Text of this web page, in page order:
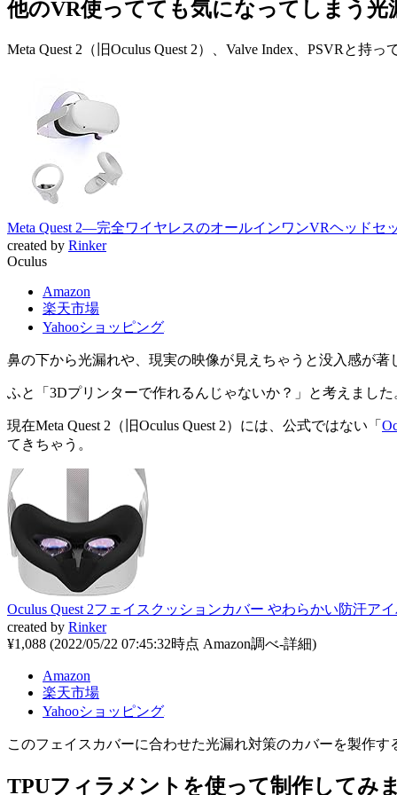
他のVR使ってても気になってしまう光
Meta Quest 2（旧Oculus Quest 2）、Valve Index、PSVRと
Meta Quest 2—完全ワイヤレスのオールインワンVRヘッドセ
created by Rinker
Oculus
Amazon
楽天市場
Yahooショッピング
鼻の下から光漏れや、現実の映像が見えちゃうと没入感が著
ふと「3Dプリンターで作れるんじゃないか？」と考えました
現在Meta Quest 2（旧Oculus Quest 2）には、公式ではない「
てきちゃう。
Oculus Quest 2フェイスクッションカバー やわらかい防汗
created by Rinker
¥1,088 (2022/05/22 07:45:32時点 Amazon調べ-詳細)
Amazon
楽天市場
Yahooショッピング
このフェイスカバーに合わせた光漏れ対策のカバーを製作
TPUフィラメントを使って制作してみ